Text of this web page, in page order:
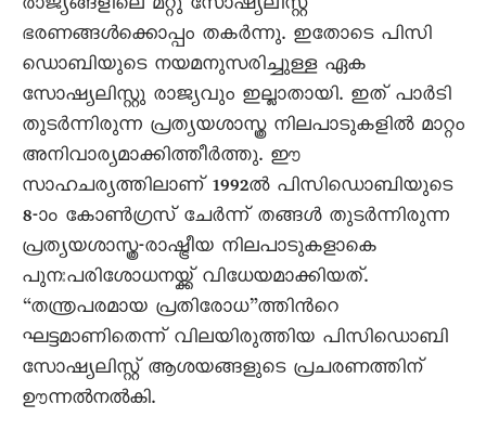
രാജ്യങ്ങളിലെ മറ്റു സോഷ്യലിസ്റ്റ്
ഭരണങ്ങള്‍ക്കൊപ്പം തകര്‍ന്നു. ഇതോടെ പിസി
ഡൊബിയുടെ നയമനുസരിച്ചുള്ള ഏക
സോഷ്യലിസ്റ്റു രാജ്യവും ഇല്ലാതായി. ഇത് പാര്‍ടി
തുടര്‍ന്നിരുന്ന പ്രത്യയശാസ്ത്ര നിലപാടുകളില്‍ മാറ്റം
അനിവാര്യമാക്കിത്തീര്‍ത്തു. ഈ
സാഹചര്യത്തിലാണ് 1992ല്‍ പിസിഡൊബിയുടെ
8-ാം കോണ്‍ഗ്രസ് ചേര്‍ന്ന് തങ്ങള്‍ തുടര്‍ന്നിരുന്ന
പ്രത്യയശാസ്ത്ര-രാഷ്ട്രീയ നിലപാടുകളാകെ
പുനഃപരിശോധനയ്ക്ക് വിധേയമാക്കിയത്.
“തന്ത്രപരമായ പ്രതിരോധ”ത്തിന്‍റെ
ഘട്ടമാണിതെന്ന് വിലയിരുത്തിയ പിസിഡൊബി
സോഷ്യലിസ്റ്റ് ആശയങ്ങളുടെ പ്രചരണത്തിന്
ഊന്നല്‍നല്‍കി.